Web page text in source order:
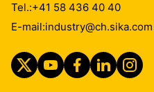
Tel.:+41 58 436 40 40
E-mail:industry@ch.sika.com